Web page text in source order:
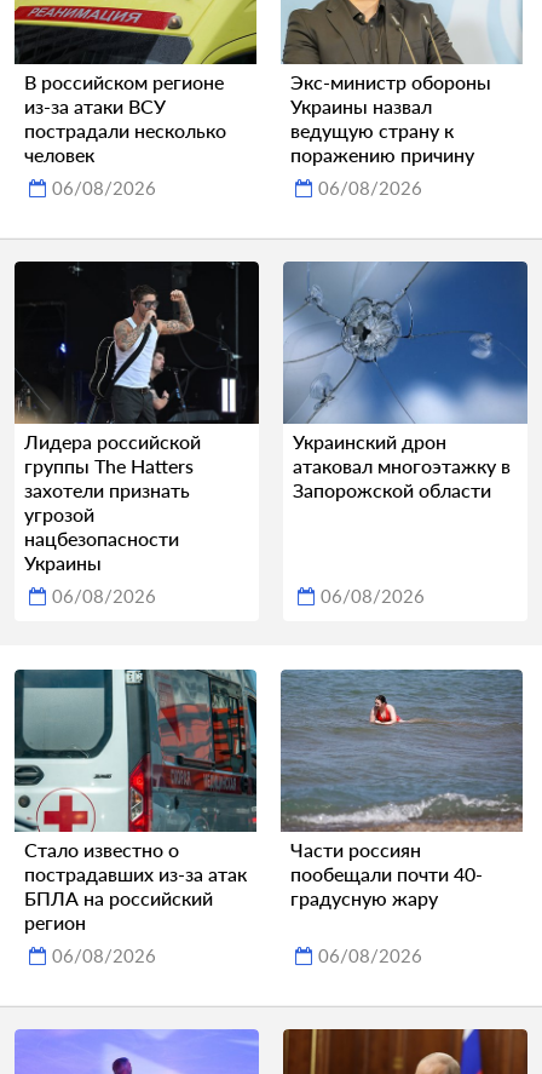
В российском регионе
из-за атаки ВСУ
пострадали несколько
человек
06/08/2026
Экс-министр обороны
Украины назвал
ведущую страну к
поражению причину
06/08/2026
Лидера российской
группы The Hatters
захотели признать
угрозой
нацбезопасности
Украины
06/08/2026
Украинский дрон
атаковал многоэтажку в
Запорожской области
06/08/2026
Стало известно о
пострадавших из-за атак
БПЛА на российский
регион
06/08/2026
Части россиян
пообещали почти 40-
градусную жару
06/08/2026